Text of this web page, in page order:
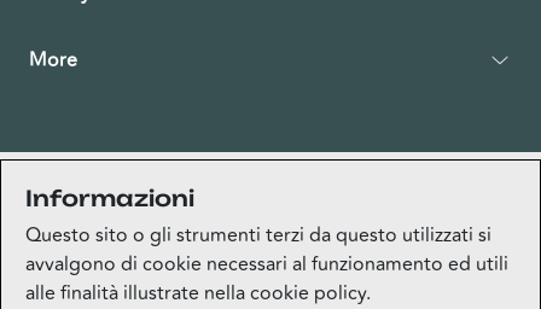
Informazioni
Questo sito o gli strumenti terzi da questo utilizzati si
avvalgono di cookie necessari al funzionamento ed utili
alle finalità illustrate nella cookie policy.
More